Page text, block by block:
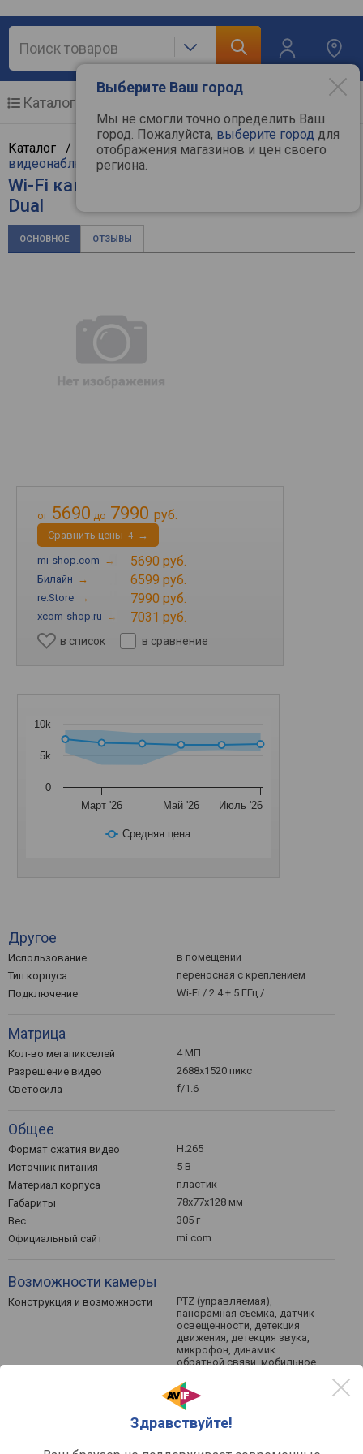
Выберите Ваш город
Мы не смогли точно определить Ваш
город. Пожалуйста, выберите город для
отображения магазинов и цен своего
региона.
Здравствуйте!
Каталог
Каталог / ТВ и видеотехника/Камеры
видеонаблюдения/
Wi-Fi камера Xiaomi Smart Camera C500
Dual
ОСНОВНОЕ ОТЗЫВЫ
от 5690 до 7990 руб.
Cравнить цены 4 →
mi-shop.com → 5690 руб.
Билайн → 6599 руб.
re:Store → 7990 руб.
xcom-shop.ru → 7031 руб.
в список в сравнение
Средняя цена
Март '26 Май '26 Июль '26
0
5k
10k
Другое
Использование
в помещении
Тип корпуса
переносная с креплением
Подключение
Wi-Fi / 2.4 + 5 ГГц /
Матрица
Кол-во мегапикселей
4 МП
Разрешение видео
2688x1520 пикс
Светосила
f/1.6
Общее
Формат сжатия видео
H.265
Источник питания
5 В
Материал корпуса
пластик
Габариты
78x77x128 мм
Вес
305 г
Официальный сайт
mi.com
Возможности камеры
Конструкция и возможности
PTZ (управляемая),
панорамная съемка, датчик
освещенности, детекция
движения, детекция звука,
микрофон, динамик
обратной связи, мобильное
оповещение о движении, ИК
подсветка, картридер
Макс. объем карты памяти
256 ГБ
16 шт